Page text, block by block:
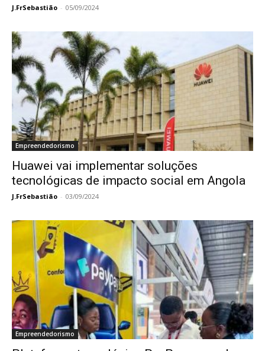
J.FrSebastião - 05/09/2024
Empreendedorismo
Huawei vai implementar soluções
tecnológicas de impacto social em Angola
J.FrSebastião - 03/09/2024
Empreendedorismo